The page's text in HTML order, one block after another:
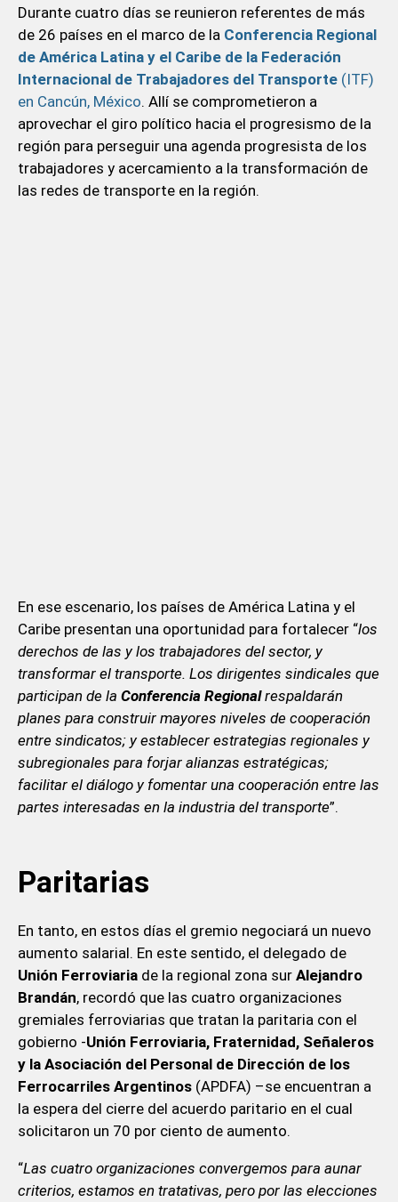
Durante cuatro días se reunieron referentes de más
de 26 países en el marco de la Conferencia Regional
de América Latina y el Caribe de la Federación
Internacional de Trabajadores del Transporte (ITF)
en Cancún, México. Allí se comprometieron a
aprovechar el giro político hacia el progresismo de la
región para perseguir una agenda progresista de los
trabajadores y acercamiento a la transformación de
las redes de transporte en la región.
En ese escenario, los países de América Latina y el
Caribe presentan una oportunidad para fortalecer “los
derechos de las y los trabajadores del sector, y
transformar el transporte. Los dirigentes sindicales que
participan de la Conferencia Regionalrespaldarán
planes para construir mayores niveles de cooperación
entre sindicatos; y establecer estrategias regionales y
subregionales para forjar alianzas estratégicas;
facilitar el diálogo y fomentar una cooperación entre las
partes interesadas en la industria del transporte”.
Paritarias
En tanto, en estos días el gremio negociará un nuevo
aumento salarial. En este sentido, el delegado de
Unión Ferroviariade la regional zona sur Alejandro
Brandán, recordó que las cuatro organizaciones
gremiales ferroviarias que tratan la paritaria con el
gobierno -Unión Ferroviaria, Fraternidad, Señaleros
y la Asociación del Personal de Dirección de los
Ferrocarriles Argentinos(APDFA) –se encuentran a
la espera del cierre del acuerdo paritario en el cual
solicitaron un 70 por ciento de aumento.
“Las cuatro organizaciones convergemos para aunar
criterios, estamos en tratativas, pero por las elecciones